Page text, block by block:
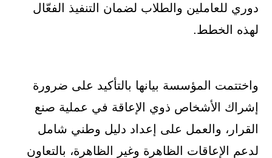
دوري للعاملين والطلاب لضمان التنفيذ الفعّال
لهذه الخطط.
واختتمت المؤسسة بيانها بالتأكيد على ضرورة
إشراك الأشخاص ذوي الإعاقة في عملية صنع
القرار، والعمل على إعداد دليل وطني شامل
لدعم الإعاقات الظاهرة وغير الظاهرة، بالتعاون